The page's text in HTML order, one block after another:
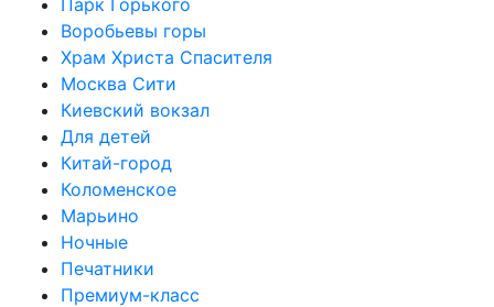
Парк Горького
Воробьевы горы
Храм Христа Спасителя
Москва Сити
Киевский вокзал
Для детей
Китай-город
Коломенское
Марьино
Ночные
Печатники
Премиум-класс